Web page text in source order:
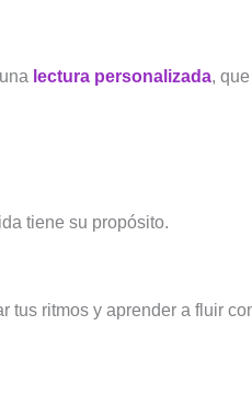
lectura personalizada,
tiene su propósito.
tus ritmos y aprender a fluir